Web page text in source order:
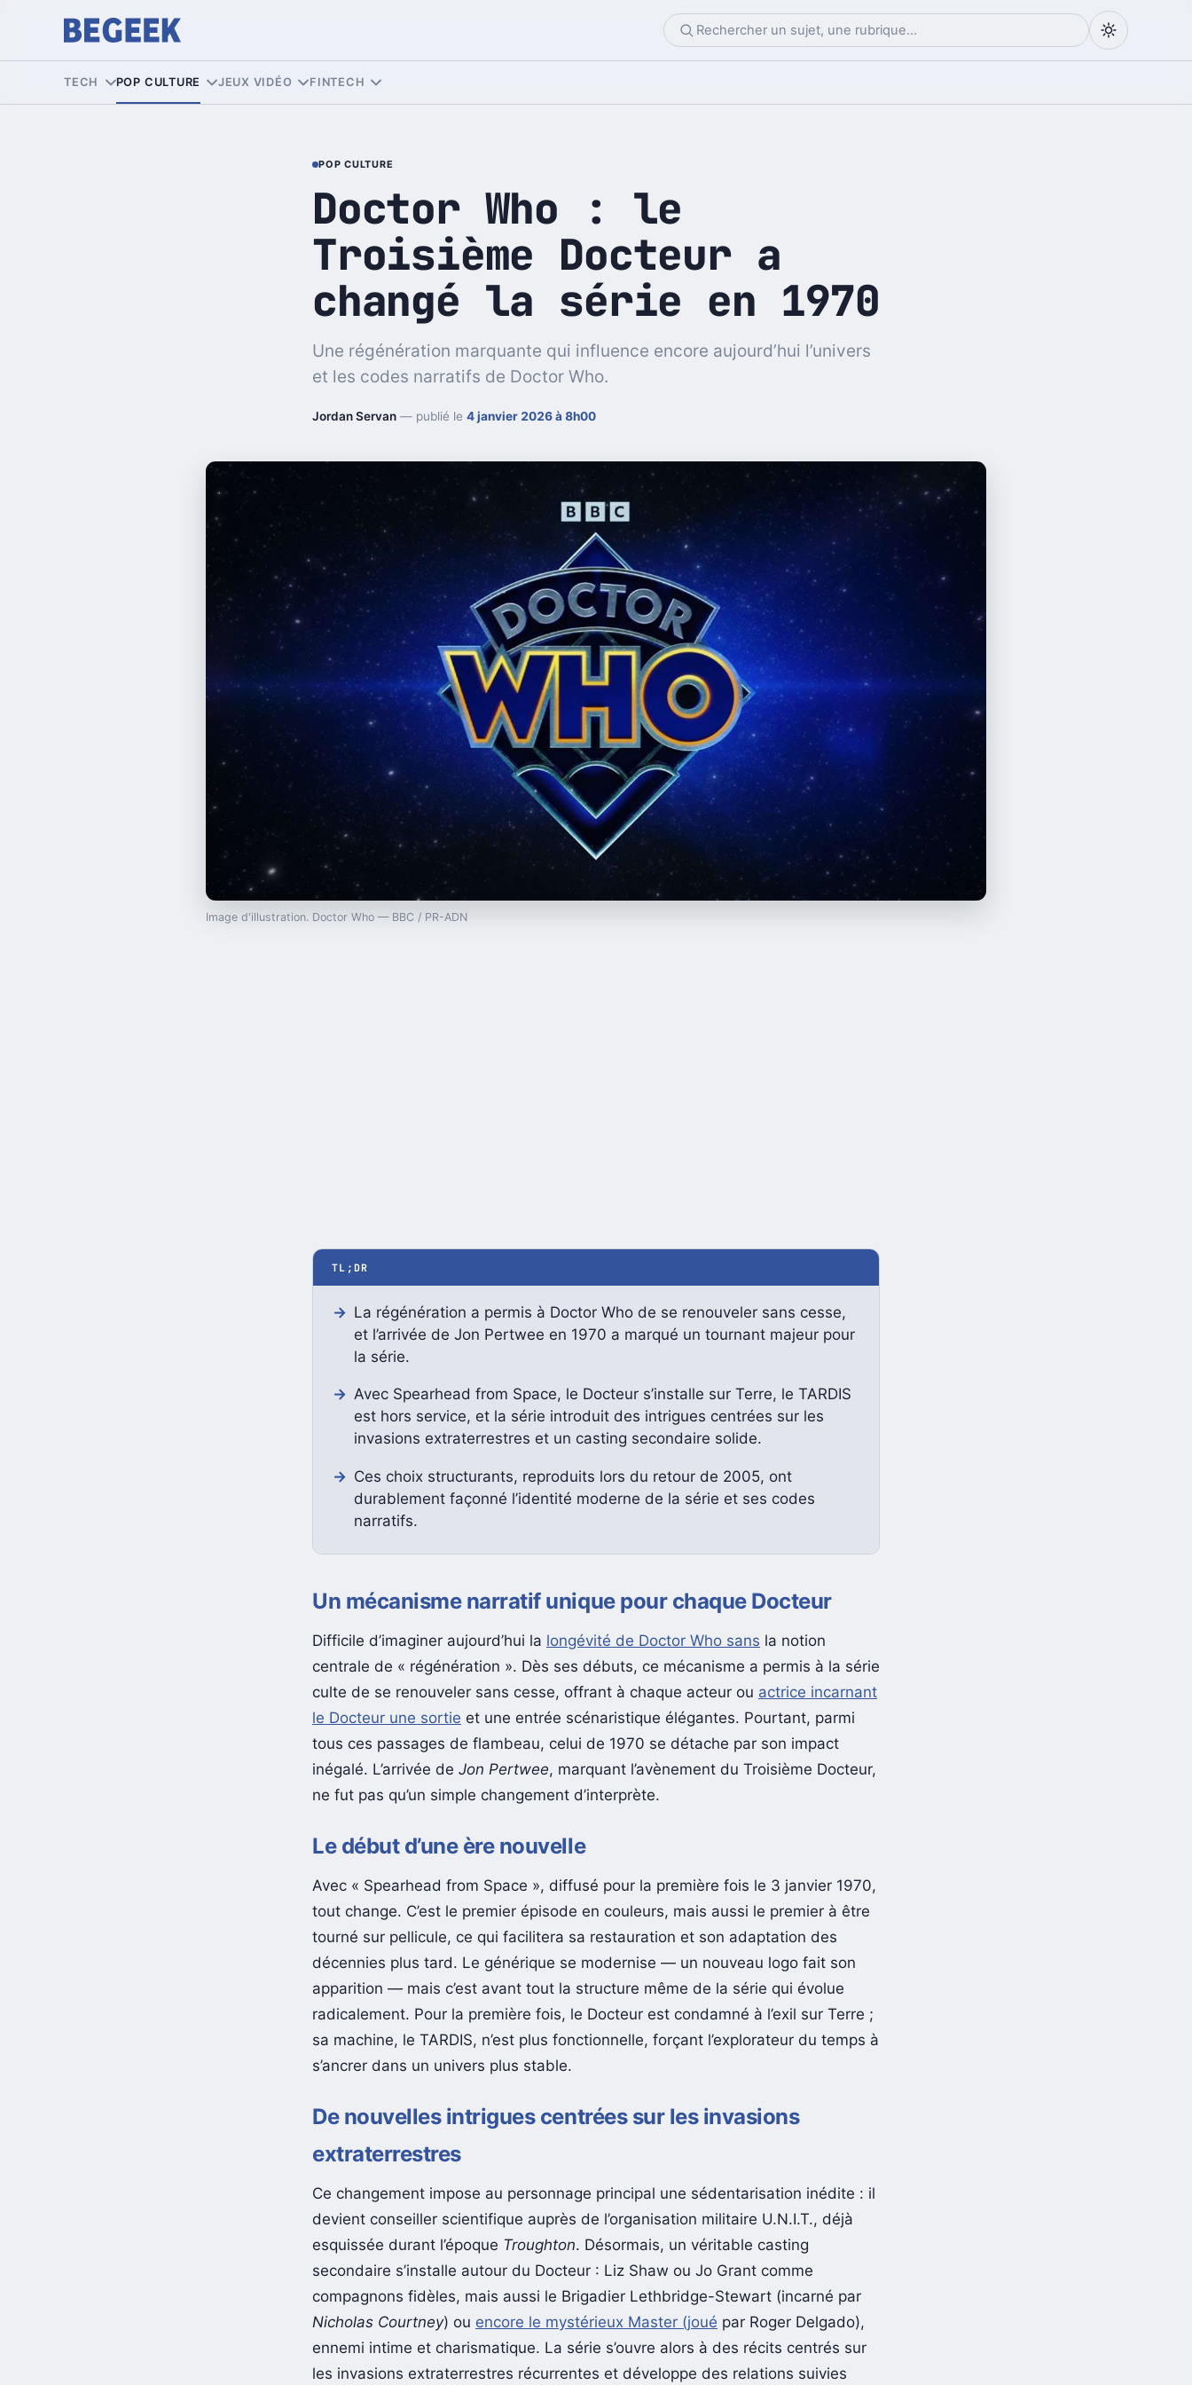
TECH POP CULTURE JEUX VIDÉO FINTECH
POP CULTURE
Doctor Who : le
Troisième Docteur a
changé la série en 1970
Une régénération marquante qui influence encore aujourd’hui l’univers
et les codes narratifs de Doctor Who.
Jordan Servan — publié le 4 janvier 2026 à 8h00
Image d'illustration. Doctor Who — BBC / PR-ADN
TL;DR
La régénération a permis à Doctor Who de se renouveler sans cesse,
et l’arrivée de Jon Pertwee en 1970 a marqué un tournant majeur pour
la série.
Avec Spearhead from Space, le Docteur s’installe sur Terre, le TARDIS
est hors service, et la série introduit des intrigues centrées sur les
invasions extraterrestres et un casting secondaire solide.
Ces choix structurants, reproduits lors du retour de 2005, ont
durablement façonné l’identité moderne de la série et ses codes
narratifs.
Un mécanisme narratif unique pour chaque Docteur
Difficile d’imaginer aujourd’hui la longévité de Doctor Who sans la notion
centrale de « régénération ». Dès ses débuts, ce mécanisme a permis à la série
culte de se renouveler sans cesse, offrant à chaque acteur ou actrice incarnant
le Docteur une sortie et une entrée scénaristique élégantes. Pourtant, parmi
tous ces passages de flambeau, celui de 1970 se détache par son impact
inégalé. L’arrivée de Jon Pertwee, marquant l’avènement du Troisième Docteur,
ne fut pas qu’un simple changement d’interprète.
Le début d’une ère nouvelle
Avec « Spearhead from Space », diffusé pour la première fois le 3 janvier 1970,
tout change. C’est le premier épisode en couleurs, mais aussi le premier à être
tourné sur pellicule, ce qui facilitera sa restauration et son adaptation des
décennies plus tard. Le générique se modernise — un nouveau logo fait son
apparition — mais c’est avant tout la structure même de la série qui évolue
radicalement. Pour la première fois, le Docteur est condamné à l’exil sur Terre ;
sa machine, le TARDIS, n’est plus fonctionnelle, forçant l’explorateur du temps à
s’ancrer dans un univers plus stable.
De nouvelles intrigues centrées sur les invasions
extraterrestres
Ce changement impose au personnage principal une sédentarisation inédite : il
devient conseiller scientifique auprès de l’organisation militaire U.N.I.T., déjà
esquissée durant l’époque Troughton. Désormais, un véritable casting
secondaire s’installe autour du Docteur : Liz Shaw ou Jo Grant comme
compagnons fidèles, mais aussi le Brigadier Lethbridge-Stewart (incarné par
Nicholas Courtney) ou encore le mystérieux Master (joué par Roger Delgado),
ennemi intime et charismatique. La série s’ouvre alors à des récits centrés sur
les invasions extraterrestres récurrentes et développe des relations suivies